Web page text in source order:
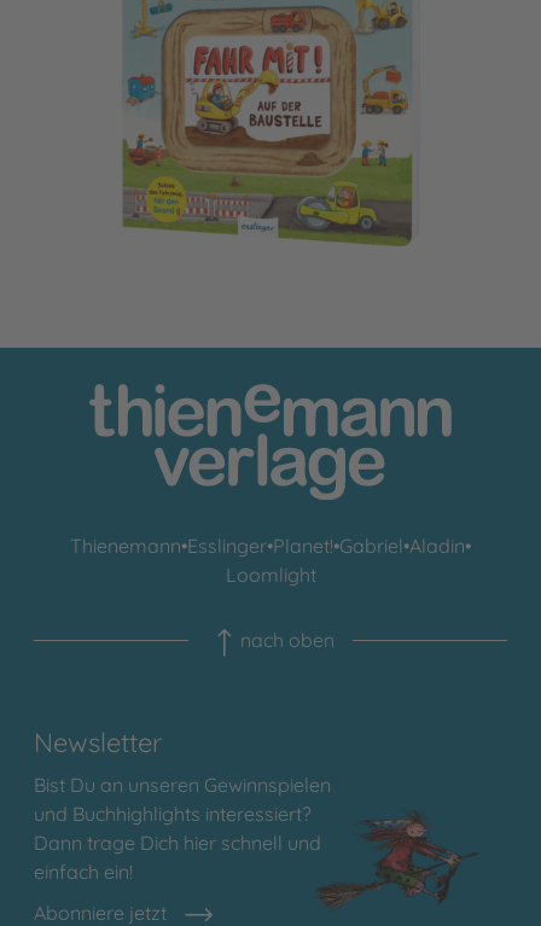
Meine Schiebebahn-Pappe (Soundbuch): Fahr mit auf der
Thienemann•Esslinger•Planet!•Gabriel•Aladin•
Loomlight
nach oben
Newsletter
Bist Du an unseren Gewinnspielen
und Buchhighlights interessiert?
Dann trage Dich hier schnell und
einfach ein!
Abonniere jetzt